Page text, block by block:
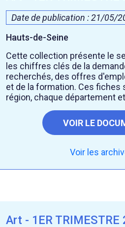
Date de publication : 21/05/
Hauts-de-Seine
Cette collection présente le
les chiffres clés de la
recherchés, des offres
et de la formation. Ces fiches
région, chaque département
VOIR LE
Voir les
Art - 1ER TRIMESTRE